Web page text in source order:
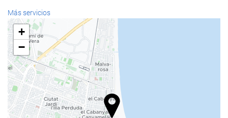
Bienestar
Spa
Hammam
Sauna
Gimnasio
Comida y bebida
Más servicios
+
−